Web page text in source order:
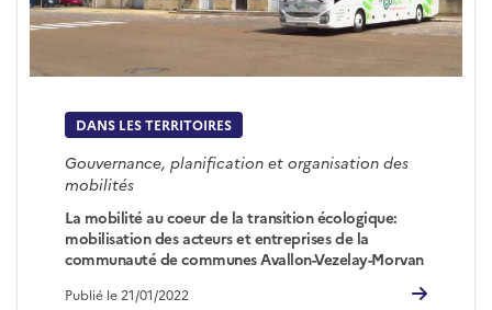
DANS LES TERRITOIRES
Gouvernance, planification et organisation des
mobilités
La mobilité au coeur de la transition écologique:
mobilisation des acteurs et entreprises de la
communauté de communes Avallon-Vezelay-Morvan
Publié le 21/01/2022